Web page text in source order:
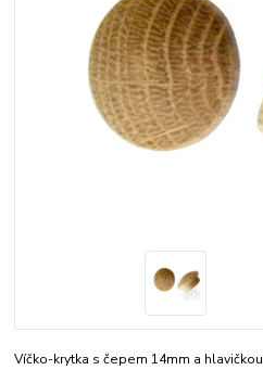
Víčko-krytka s čepem 14mm a